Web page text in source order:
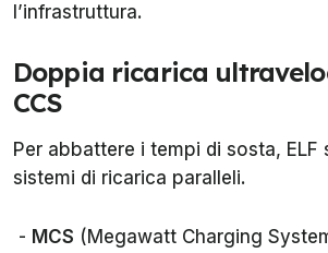
l’infrastruttura.
Doppia ricarica
CCS
Per abbattere i tempi di sosta, ELF
sistemi di ricarica paralleli.
- MCS (Megawatt Charging